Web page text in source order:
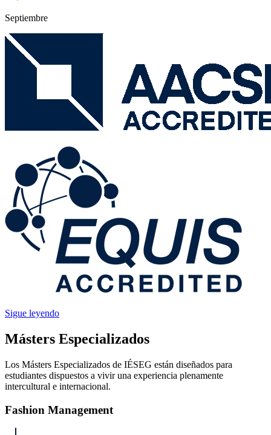
Septiembre
Sigue leyendo
Másters Especializados
Los Másters Especializados de IÉSEG están diseñados para
estudiantes dispuestos a vivir una experiencia plenamente
intercultural e internacional.
Fashion Management